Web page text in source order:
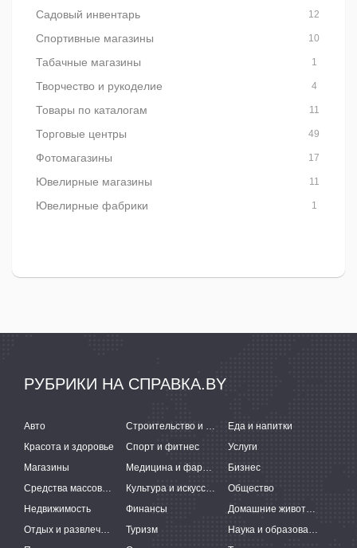
Садовый инвентарь 12
Спортивные магазины 10
Табачные магазины 1
Творчество и рукоделие 4
Товары по каталогам 11
Торговые центры 49
Фотомагазины 17
Ювелирные магазины 11
Ювелирные фабрики 1
РУБРИКИ НА СПРАВКА.BY
Авто Строительство и ремонт
Еда и напитки
Красота и здоровье
Спорт и фитнес
Услуги
Магазины
Медицина и фармацевтика
Бизнес
Средства массовой информации
Культура и искусство
Общество
Недвижимость
Финансы
Домашние животные
Отдых и развлечения
Туризм
Наука и образование